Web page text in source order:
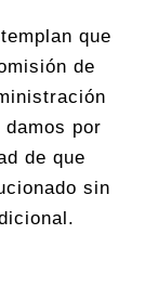
que
de
por
de que
sin